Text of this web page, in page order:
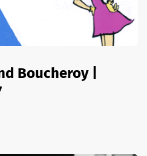
Boucheroy |